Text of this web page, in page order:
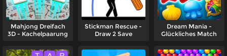
Mahjong Dreifach
3D - Kachelpaarung
Stickman Rescue -
Draw 2 Save
Dream Mania -
Glückliches Match